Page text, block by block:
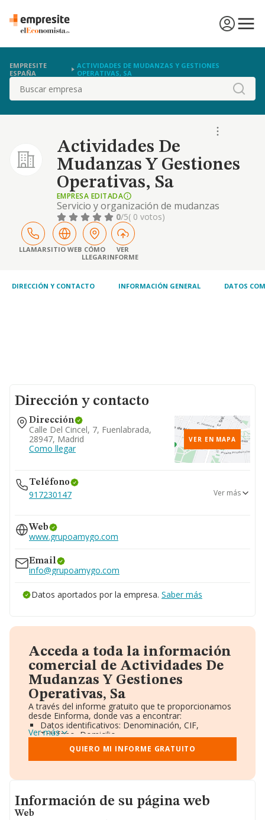
EMPRESITE
ESPAÑA
ACTIVIDADES DE MUDANZAS Y GESTIONES
OPERATIVAS, SA
Buscar
Actividades De
Mudanzas Y Gestiones
Operativas, Sa
EMPRESA EDITADA
Servicio y organización de mudanzas
nacionales e internacionales.
0/5( 0 votos)
LLAMARSITIO WEB CÓMO
LLEGAR
VER
INFORME
DIRECCIÓN Y CONTACTO INFORMACIÓN GENERAL DATOS
Dirección y contacto
Dirección
Calle Del Cincel, 7, Fuenlabrada,
28947, Madrid
Como llegar
VER EN MAPA
Teléfono
917230147
917979878
900353143
Ver más
Web
www.grupoamygo.com
Email
info@grupoamygo.com
Datos aportados por la empresa. Saber más
Acceda a toda la información
comercial de Actividades De
Mudanzas Y Gestiones
Operativas, Sa
A través del informe gratuito que te proporcionamos
desde Einforma, donde vas a encontrar:
Datos identificativos: Denominación, CIF,
Teléfono, Domicilio.
Informe Mercantil Completo (BORME).
Gráficos de Evolución Ventas y Empleados.
Consejo de Administración y Administradores.
Accionistas.
Artículos de prensa publicados sobre la empresa.
Información oficial y registral complementaria.
Ver más
QUIERO MI INFORME GRATUITO
Informacion de su página web
Información de su página web
Web